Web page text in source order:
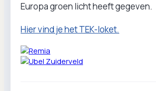
Europa groen licht heeft gegeven.
Hier vind je het TEK-loket.